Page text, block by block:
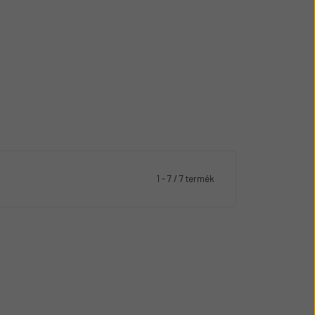
1 - 7 / 7 termék